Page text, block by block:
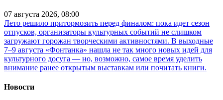
07 августа 2026, 08:00
Лето решило притормозить перед финалом: пока идет сезон
отпусков, организаторы культурных событий не слишком
загружают горожан творческими активностями. В выходные
7–9 августа «Фонтанка» нашла не так много новых идей для
культурного досуга — но, возможно, самое время уделить
внимание ранее открытым выставкам или почитать книги.
Новости